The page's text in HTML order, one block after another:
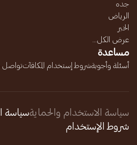
جده
الرياض
الخبر
عرض الكل...
مساعدة
أسئلة وأجوبةشروط إستخدام المكافآتتواصل
سياسة الاستخدام والحمايةسياسة
شروط الإستخدام